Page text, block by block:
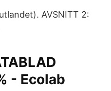
AVSNITT 2:
- Ecolab